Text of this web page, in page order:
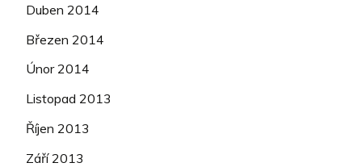
Duben 2014
Březen 2014
Únor 2014
Listopad 2013
Říjen 2013
Září 2013